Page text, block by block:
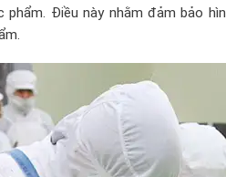
phẩm. Điều này nhằm đảm bảo